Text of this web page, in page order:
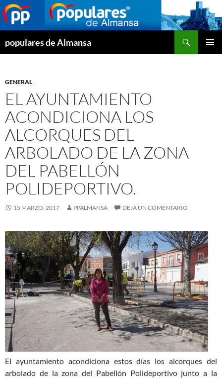
populares de Almansa
GENERAL
EL AYUNTAMIENTO
ACONDICIONA LOS
ALCORQUES DEL
ARBOLADO DE LA ZONA
DEL PABELLÓN
POLIDEPORTIVO.
15 MARZO, 2017 PPALMANSA DEJA UN COMENTARIO
El ayuntamiento acondiciona estos días los alcorques del
arbolado de la zona del Pabellón Polideportivo junto a la